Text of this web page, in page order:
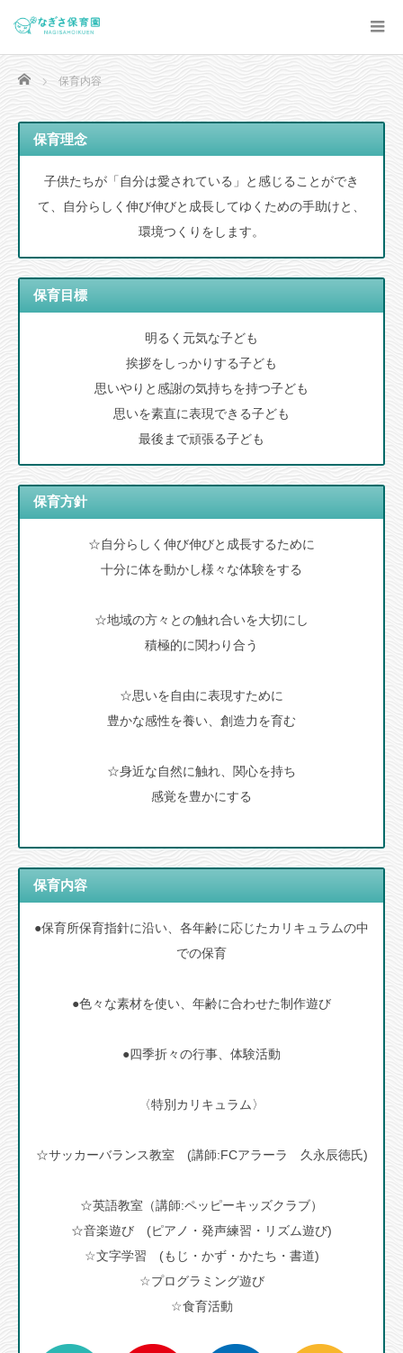
Home 保育内容
保育理念
子供たちが「自分は愛されている」と感じることができ
て、自分らしく伸び伸びと成長してゆくための手助けと、
環境つくりをします。
保育目標
明るく元気な子ども
挨拶をしっかりする子ども
思いやりと感謝の気持ちを持つ子ども
思いを素直に表現できる子ども
最後まで頑張る子ども
保育方針
☆自分らしく伸び伸びと成長するために
十分に体を動かし様々な体験をする
☆地域の方々との触れ合いを大切にし
積極的に関わり合う
☆思いを自由に表現すために
豊かな感性を養い、創造力を育む
☆身近な自然に触れ、関心を持ち
感覚を豊かにする
保育内容
●保育所保育指針に沿い、各年齢に応じたカリキュラムの中
での保育
●色々な素材を使い、年齢に合わせた制作遊び
●四季折々の行事、体験活動
〈特別カリキュラム〉
☆サッカーバランス教室 (講師:FCアラーラ 久永辰徳氏)
☆英語教室（講師:ペッピーキッズクラブ）
☆音楽遊び (ピアノ・発声練習・リズム遊び)
☆文字学習 (もじ・かず・かたち・書道)
☆プログラミング遊び
☆食育活動